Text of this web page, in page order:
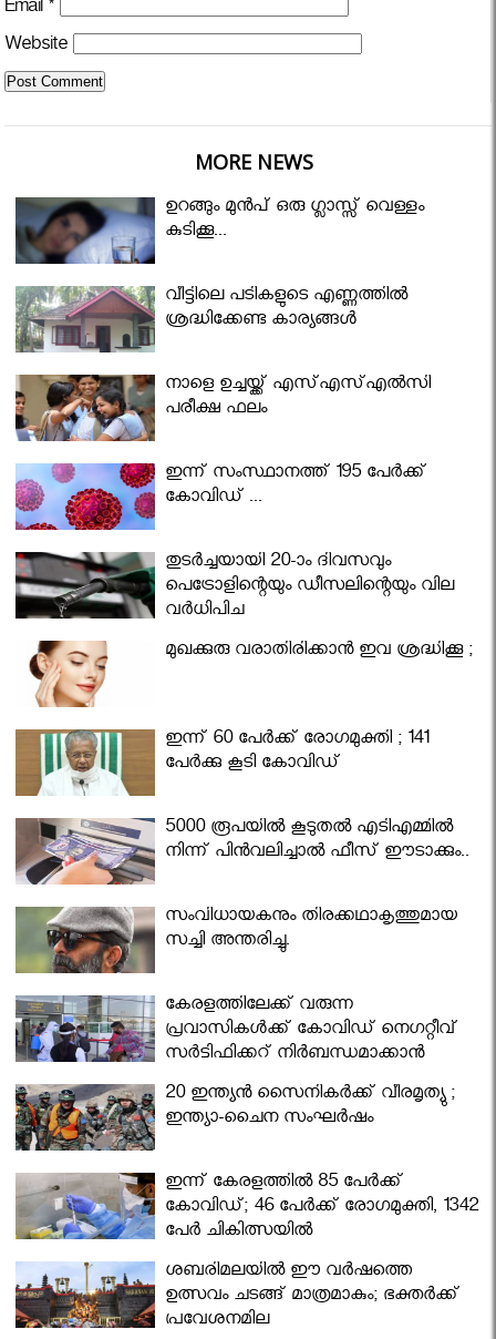
Email *
Website
MORE NEWS
ഉറങ്ങും മുന്‍പ് ഒരു ഗ്ലാസ്സ് വെള്ളം
കുടിക്കൂ...
വീട്ടിലെ പടികളുടെ എണ്ണത്തിൽ
ശ്രദ്ധിക്കേണ്ട കാര്യങ്ങൾ
നാളെ ഉച്ചയ്ക്ക് എസ്എസ്എല്‍സി
പരീക്ഷ ഫലം
ഇന്ന് സംസ്ഥാനത്ത് 195 പേര്‍ക്ക്
കോവിഡ് ...
തുടർച്ചയായി 20-ാം ദിവസവും
പെട്രോളിന്റെയും ഡീസലിന്റെയും വില
വര്‍ധിപ്പിച്ചു
മുഖക്കുരു വരാതിരിക്കാന്‍ ഇവ ശ്രദ്ധിക്കൂ ;
ഇന്ന് 60 പേർക്ക് രോഗമുക്തി ; 141
പേര്‍ക്കു കൂടി കോവിഡ്
5000 രൂപയിൽ കൂടുതൽ എടിഎമ്മിൽ
നിന്ന് പിൻവലിച്ചാൽ ഫീസ് ഈടാക്കും..
സംവിധായകനും തിരക്കഥാകൃത്തുമായ
സച്ചി അന്തരിച്ചു.
കേരളത്തിലേക്ക് വരുന്ന
പ്രവാസികള്‍ക്ക് കോവിഡ് നെഗറ്റീവ്
സര്‍ട്ടിഫിക്കറ്റ് നിർബന്ധമാക്കാൻ
മന്ത്രിസഭ
20 ഇന്ത്യൻ സൈനികർക്ക് വീരമൃത്യു ;
ഇന്ത്യാ-ചൈന സംഘർഷം
ഇന്ന് കേരളത്തിൽ 85 പേർക്ക്
കോവിഡ്; 46 പേർക്ക് രോഗമുക്തി, 1342
പേർ ചികിത്സയിൽ
ശബരിമലയില്‍ ഈ വർഷത്തെ
ഉത്സവം ചടങ്ങ് മാത്രമാകും; ഭക്തർക്ക്
പ്രവേശനമില്ല